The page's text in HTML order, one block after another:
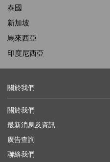
泰國
新加坡
馬來西亞
印度尼西亞
關於我們
關於我們
最新消息及資訊
廣告查詢
聯絡我們